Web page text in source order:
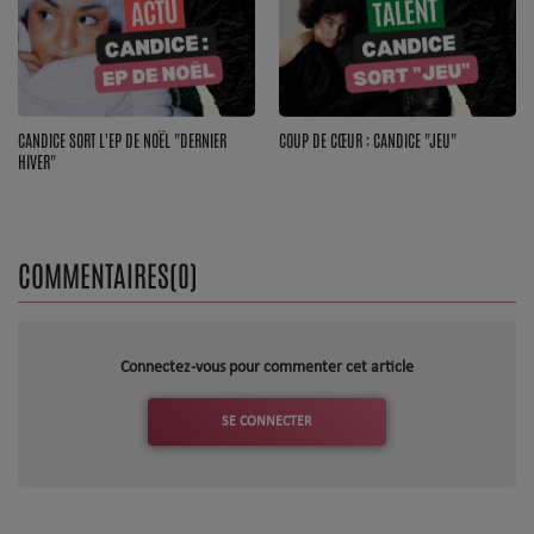
Dossier de Presse
Service Commercial
Contact
CANDICE SORT L'EP DE NOËL "DERNIER
HIVER"
COUP DE CŒUR : CANDICE "JEU"
COMMENTAIRES(0)
Connectez-vous pour commenter cet article
SE CONNECTER